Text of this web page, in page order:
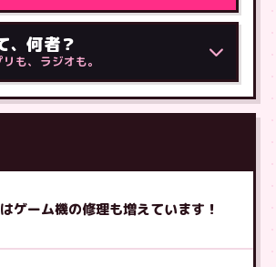
、何者？
も、ラジオも。
ゲーム機の修理も増えています！